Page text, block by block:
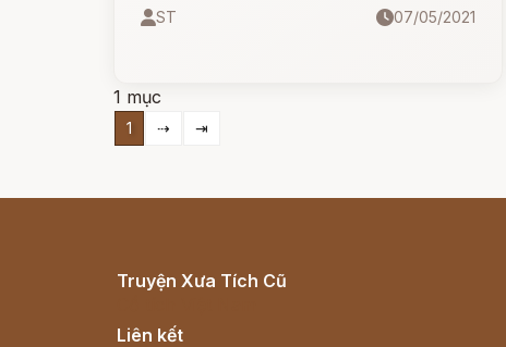
ST 07/05/2021
1 mục
1 ⇢ ⇥
Truyện Xưa Tích Cũ
Liên kết